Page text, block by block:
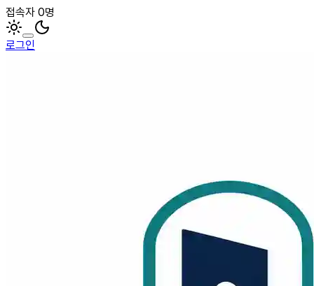
접속자 0명
로그인